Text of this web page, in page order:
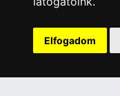
Elfogadom
Szállítási információk